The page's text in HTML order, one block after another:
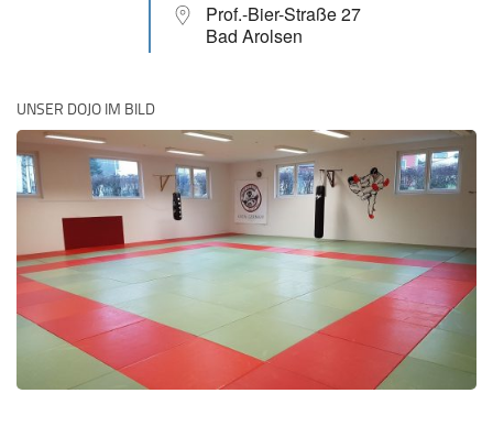
Prof.-Bier-Straße 27
Bad Arolsen
UNSER DOJO IM BILD